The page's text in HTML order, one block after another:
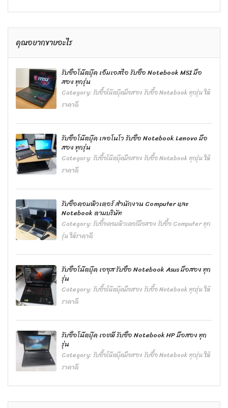
คุณอยากขายอะไร
รับซื้อโน๊ตบุ๊ค เอ็มเอสไอ รับซื้อ Notebook MSI มือ
สอง ทุกรุ่น
Category:รับซื้อโน๊ตบุ๊คมือสอง รับซื้อ Notebook ทุกรุ่น ให้
ราคาดี
รับซื้อโน๊ตบุ๊ค เลอโนโว รับซื้อ Notebook Lenovo มือ
สอง ทุกรุ่น
Category:รับซื้อโน๊ตบุ๊คมือสอง รับซื้อ Notebook ทุกรุ่น ให้
ราคาดี
รับซื้อคอมพิวเตอร์ สำนักงาน Computer และ
Notebook ตามบริษัท
Category:รับซื้อคอมพิวเตอร์มือสอง รับซื้อ Computer ทุก
รุ่น ให้ราคาดี
รับซื้อโน๊ตบุ๊ค เอซุส รับซื้อ Notebook Asus มือสอง ทุก
รุ่น
Category:รับซื้อโน๊ตบุ๊คมือสอง รับซื้อ Notebook ทุกรุ่น ให้
ราคาดี
รับซื้อโน๊ตบุ๊ค เอชพี รับซื้อ Notebook HP มือสอง ทุก
รุ่น
Category:รับซื้อโน๊ตบุ๊คมือสอง รับซื้อ Notebook ทุกรุ่น ให้
ราคาดี